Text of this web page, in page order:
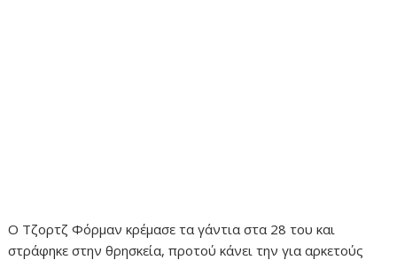
Ο Τζορτζ Φόρμαν κρέμασε τα γάντια στα 28 του και
στράφηκε στην θρησκεία, προτού κάνει την για αρκετούς